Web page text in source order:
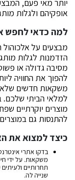
יותר מאי פעם,
אופקיהם ולגלות
למה כדאי לחפש
מבצעים על
הזדמנות לגלות
מסיבה גדולה או
להפוך את החוויה
משקאות חדשים שלא
למלאי הביתי שלכם.
מוצרים יוקרתיים
להתנסות גם במוצרים
כיצד למצוא את
בדקו אתרי
משקאות. על ידי
תחרותיים
שנייה לה.